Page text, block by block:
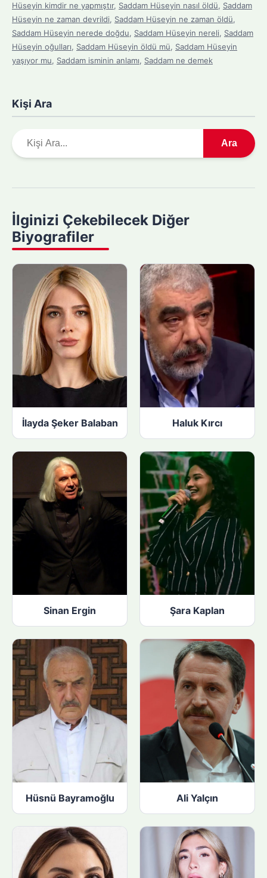
Hüseyin kimdir ne yapmıştır, Saddam Hüseyin nasıl öldü, Saddam
Hüseyin ne zaman devrildi, Saddam Hüseyin ne zaman öldü,
Saddam Hüseyin nerede doğdu, Saddam Hüseyin nereli, Saddam
Hüseyin oğulları, Saddam Hüseyin öldü mü, Saddam Hüseyin
yaşıyor mu, Saddam isminin anlamı, Saddam ne demek
Kişi Ara
r
y
a
p
n
Ara
İlginizi Çekebilecek Diğer
Biyografiler
İlayda Şeker Balaban Haluk Kırcı
Sinan Ergin Şara Kaplan
Hüsnü Bayramoğlu Ali Yalçın